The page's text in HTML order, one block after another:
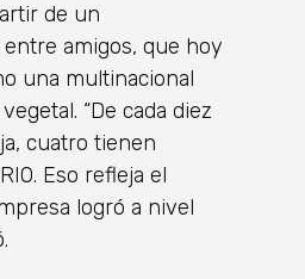
de un
amigos, que hoy
una multinacional
“De cada diez
cuatro tienen
Eso refleja el
logró a nivel